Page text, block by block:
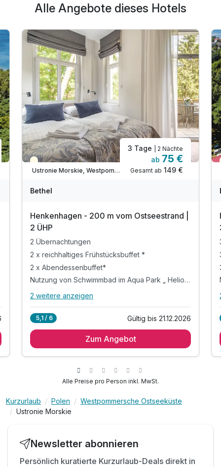
Alle Angebote dieses Hotels
Teilweise ausgelastet
Ustronie Morskie, Westpommersche Ostseeküste
3 Tage | 2 Nächte
ab 75 €
Gesamt ab 149 €
Bethel
Henkenhagen - 200 m vom Ostseestrand |
2 ÜHP
2 Übernachtungen
2 x reichhaltiges Frühstücksbuffet *
2 x Abendessenbuffet*
Nutzung von Schwimmbad im Aqua Park „ Helios” **
Alle Inklusivleistungen
2 x reichhaltiges Frühstücksbuffet *
inkl. WLAN Nutzung im Hotel
2 weitere anzeigen
5,1 / 6 Gültig bis 21.12.2026
Zum Angebot
Alle Preise pro Person inkl. MwSt.
Kurzurlaub Polen
Westpommersche Ostseeküste
Ustronie Morskie
Newsletter abonnieren
Persönlich kuratierte Kurzurlaub-Deals direkt in